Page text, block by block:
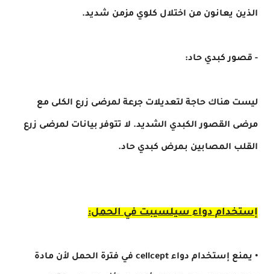
الذين يعانون من اختلال كلوي مزمن شديد.
- قصور كبدي حاد:
ليست هناك حاجة لتعديلات جرعة لمرضى زرع الكلى مع
مرضى القصور الكبدي الشديد. لا تتوفر بيانات لمرضى زرع
القلب المصابين بمرض كبدي حاد.
إستخدام دواء سيلسيبت في الحمل:
• يمنع إستخدام دواء cellcept في فترة الحمل لأن مادة